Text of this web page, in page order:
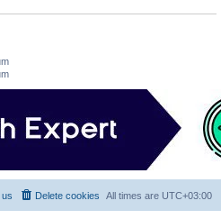
All times are UTC+03:00
Delete cookies